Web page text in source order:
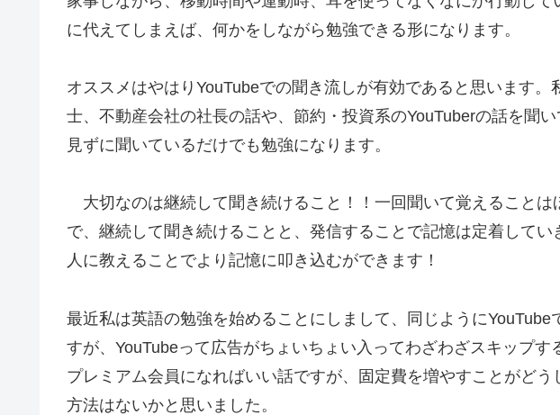
に代えてしまえば、何かをしながら勉強できる形になります。
オススメはやはりYouTubeでの聞き流しが有効であると思います。
士、不動産会社の社長の話や、節約・投資系のYouTuberの話を聞
見ずに聞いているだけでも勉強になります。
大切なのは継続して聞き続けること！！一回聞いて覚えることは
で、継続して聞き続けることと、発信することで記憶は定着して
人に教えることでより記憶に叩き込むができます！
最近私は英語の勉強を始めることにしまして、同じように
すが、YouTubeって広告がちょいちょい入ってわざわざスキップす
プレミアム会員になればいい話ですが、固定費を増やすことがど
方法はないかと思いました。